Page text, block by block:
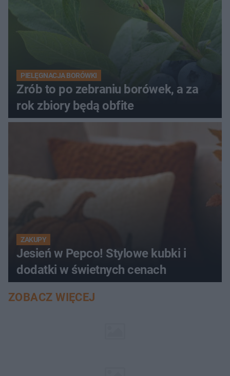
PIELĘGNACJA BORÓWKI
Zrób to po zebraniu borówek, a za
rok zbiory będą obfite
ZAKUPY
Jesień w Pepco! Stylowe kubki i
dodatki w świetnych cenach
ZOBACZ WIĘCEJ